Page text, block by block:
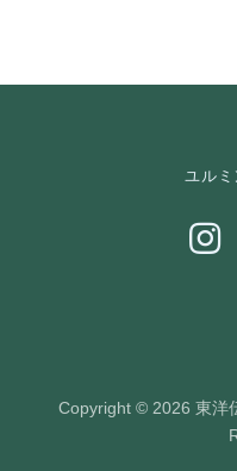
ユル
Copyright © 2026 東洋